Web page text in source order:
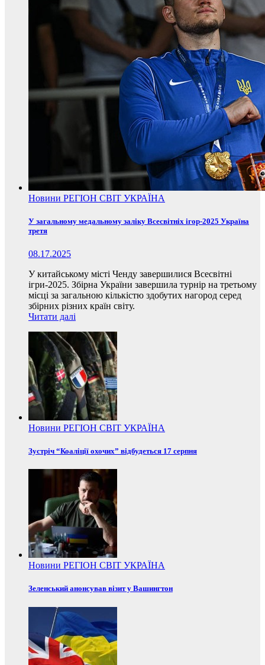
Новини РЕГІОН СВІТ УКРАЇНА
У загальному медальному заліку Всесвітніх ігор-2025 Україна
третя
08.17.2025
У китайському місті Ченду завершилися Всесвітні
ігри-2025. Збірна України завершила турнір на третьому
місці за загальною кількістю здобутих нагород серед
збірних різних країн світу.
Читати далі
Новини РЕГІОН СВІТ УКРАЇНА
Зустріч “Коаліції охочих” відбудеться 17 серпня
Новини РЕГІОН СВІТ УКРАЇНА
Зеленський анонсував візит у Вашингтон